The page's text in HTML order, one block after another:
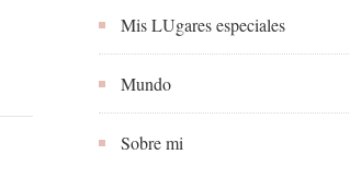
Mis LUgares especiales
Mundo
Sobre mi